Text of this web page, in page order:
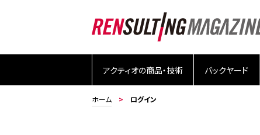
アクティオの商品・技術 バックヤード
ホーム ログイン